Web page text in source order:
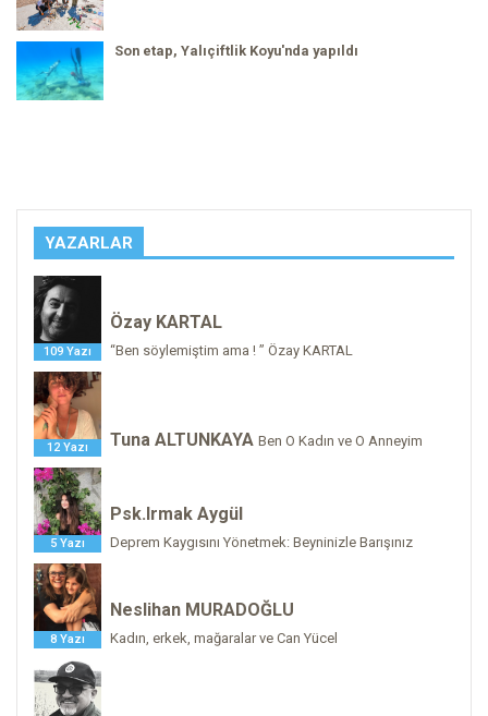
Son etap, Yalıçiftlik Koyu'nda yapıldı
YAZARLAR
109 Yazı
Özay KARTAL
“Ben söylemiştim ama ! ” Özay KARTAL
12 Yazı Tuna ALTUNKAYA Ben O Kadın ve O Anneyim
5 Yazı
Psk.Irmak Aygül
Deprem Kaygısını Yönetmek: Beyninizle Barışınız
8 Yazı
Neslihan MURADOĞLU
Kadın, erkek, mağaralar ve Can Yücel